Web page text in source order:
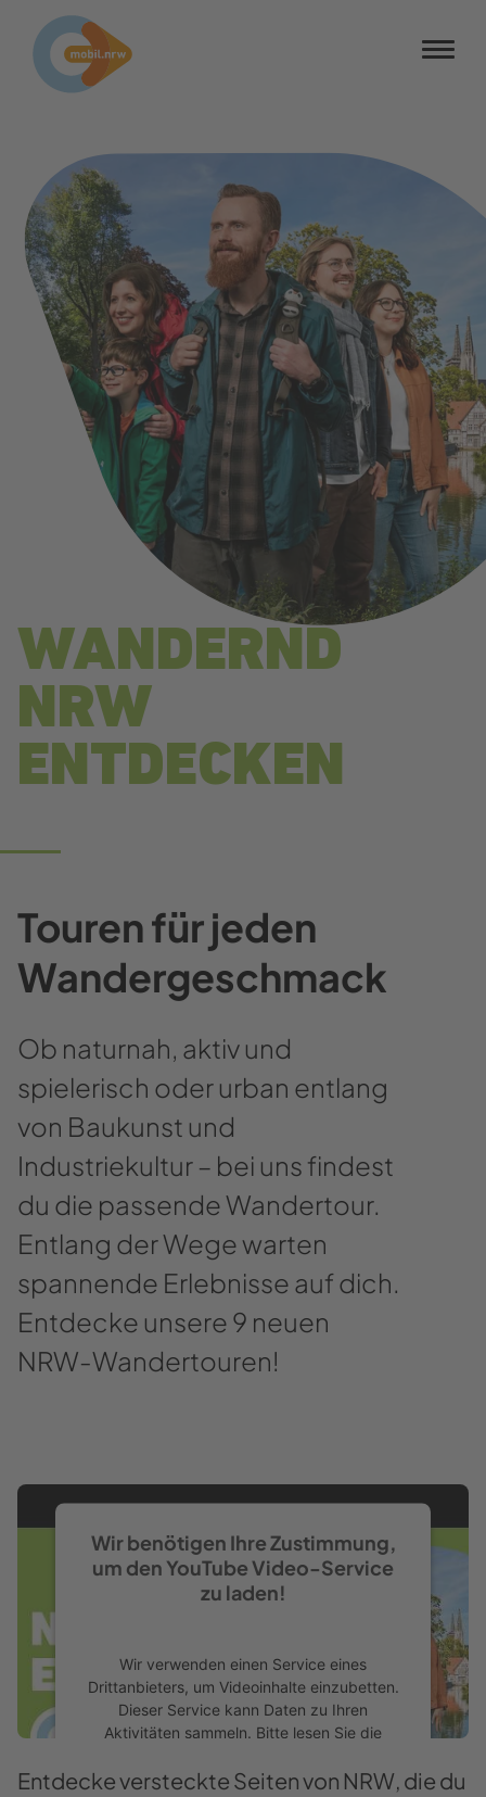
Barrierefreiheit
WANDERND
NRW
ENTDECKEN
Touren für jeden
Wandergeschmack
Ob naturnah, aktiv und
spielerisch oder urban entlang
von Baukunst und
Industriekultur – bei uns findest
du die passende Wandertour.
Entlang der Wege warten
spannende Erlebnisse auf dich.
Entdecke unsere 9 neuen
NRW-Wandertouren!
Wir benötigen Ihre Zustimmung,
um den YouTube Video-Service
zu laden!
Wir verwenden einen Service eines
Drittanbieters, um Videoinhalte einzubetten.
Dieser Service kann Daten zu Ihren
Aktivitäten sammeln. Bitte lesen Sie die
des Service zu, um dieses Video anzusehen.
Entdecke versteckte Seiten von NRW, die du